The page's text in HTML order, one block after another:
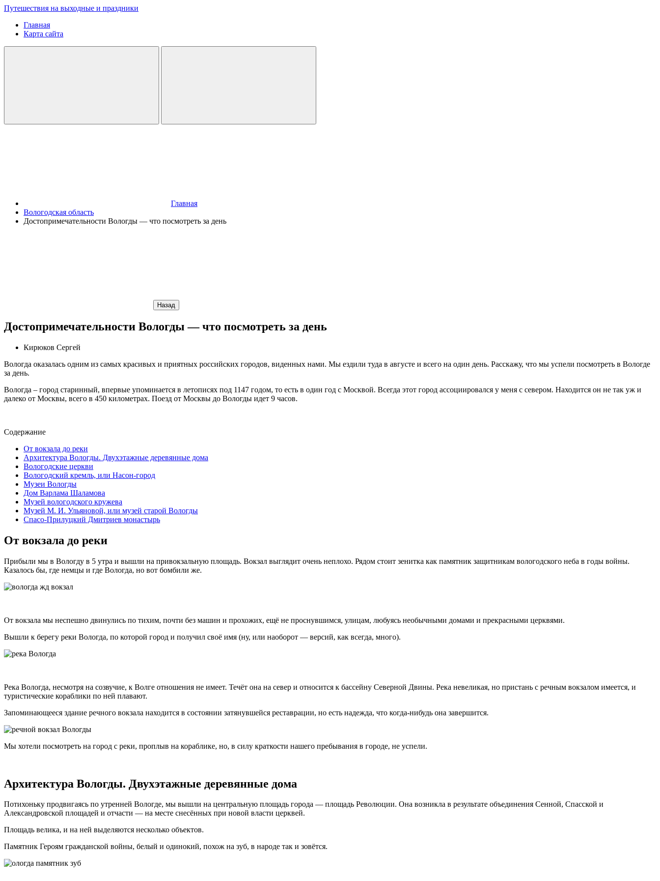
Путешествия на выходные и праздники
Главная
Карта сайта
Главная
Вологодская область
Достопримечательности Вологды — что посмотреть за день
Назад
Достопримечательности Вологды — что посмотреть за день
Кирюков Сергей
Вологда оказалась одним из самых красивых и приятных российских городов, виденных нами. Мы ездили туда в августе и всего на один день. Расскажу, что мы успели посмотреть в Вологде
за день.
Вологда – город старинный, впервые упоминается в летописях под 1147 годом, то есть в один год с Москвой. Всегда этот город ассоциировался у меня с севером. Находится он не так уж и
далеко от Москвы, всего в 450 километрах. Поезд от Москвы до Вологды идет 9 часов.
Содержание
От вокзала до реки
Архитектура Вологды. Двухэтажные деревянные дома
Вологодские церкви
Вологодский кремль, или Насон-город
Музеи Вологды
Дом Варлама Шаламова
Музей вологодского кружева
Музей М. И. Ульяновой, или музей старой Вологды
Спасо-Прилуцкий Дмитриев монастырь
От вокзала до реки
Прибыли мы в Вологду в 5 утра и вышли на привокзальную площадь. Вокзал выглядит очень неплохо. Рядом стоит зенитка как памятник защитникам вологодского неба в годы войны.
Казалось бы, где немцы и где Вологда, но вот бомбили же.
От вокзала мы неспешно двинулись по тихим, почти без машин и прохожих, ещё не проснувшимся, улицам, любуясь необычными домами и прекрасными церквями.
Вышли к берегу реки Вологда, по которой город и получил своё имя (ну, или наоборот — версий, как всегда, много).
Река Вологда, несмотря на созвучие, к Волге отношения не имеет. Течёт она на север и относится к бассейну Северной Двины. Река невеликая, но пристань с речным вокзалом имеется, и
туристические кораблики по ней плавают.
Запоминающееся здание речного вокзала находится в состоянии затянувшейся реставрации, но есть надежда, что когда-нибудь она завершится.
Мы хотели посмотреть на город с реки, проплыв на кораблике, но, в силу краткости нашего пребывания в городе, не успели.
Архитектура Вологды. Двухэтажные деревянные дома
Потихоньку продвигаясь по утренней Вологде, мы вышли на центральную площадь города — площадь Революции. Она возникла в результате объединения Сенной, Спасской и
Александровской площадей и отчасти — на месте снесённых при новой власти церквей.
Площадь велика, и на ней выделяются несколько объектов.
Памятник Героям гражданской войны, белый и одинокий, похож на зуб, в народе так и зовётся.